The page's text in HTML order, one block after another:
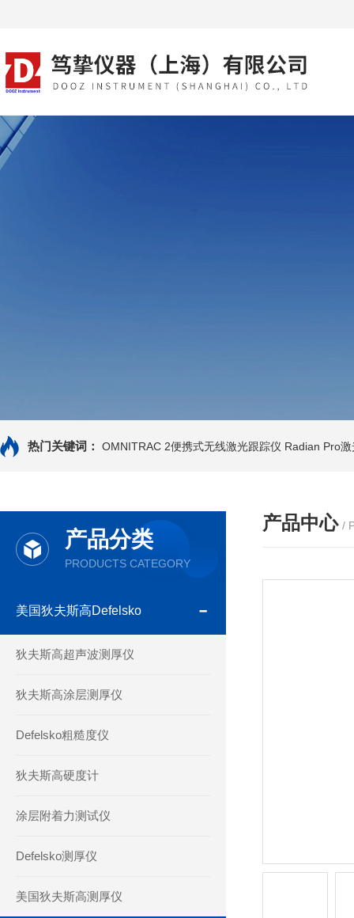
热门关键词： OMNITRAC 2便携式无线激光跟踪仪 Radian Pro
产品分类
PRODUCTS CATEGORY
美国狄夫斯高Defelsko
狄夫斯高超声波测厚仪
狄夫斯高涂层测厚仪
Defelsko粗糙度仪
狄夫斯高硬度计
涂层附着力测试仪
Defelsko测厚仪
美国狄夫斯高测厚仪
产品中心 /